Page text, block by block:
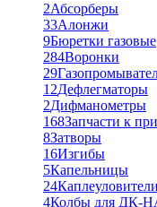
2Абсорберы
33Алонжи
9Бюретки газовые
284Воронки
29
12Дефлегматоры
2Дифманометры
168Запчасти к
8Затворы
16Изгибы
5Капельницы
24Каплеуловители
4Колбы для ДК-